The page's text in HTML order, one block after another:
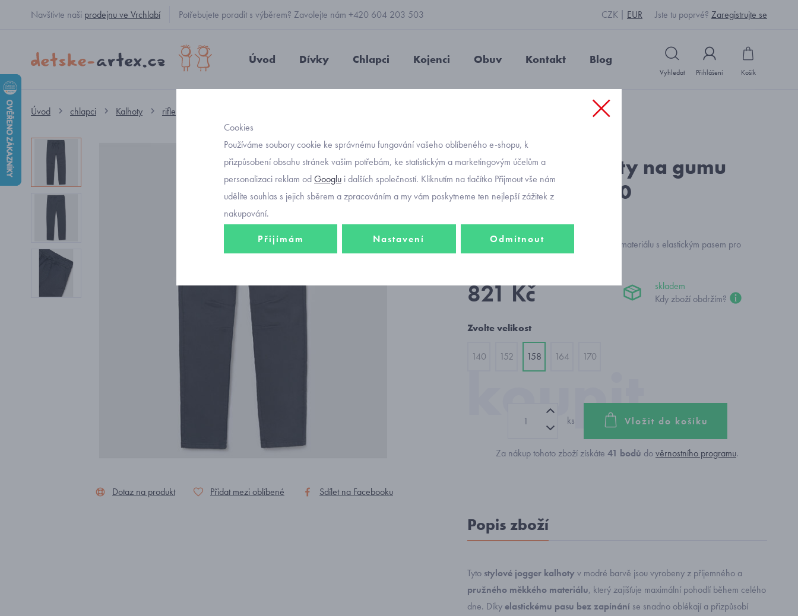
Navštivte naši prodejnu ve Vrchlabí Potřebujete poradit s výběrem? Zavolejte nám +420 604 203 503 CZK EUR Jste tu poprvé? Zaregistrujte se
Úvod Dívky Chlapci Kojenci Obuv Kontakt Blog
Vyhledat Přihlášení Košík
Úvod chlapci Kalhoty rifle
Dotaz na produkt Přidat mezi oblíbené Sdílet na Facebooku
Objednávací kód: Y19732_modrá
chlapecké kalhoty na gumu
Mayoral 7563-50
Stylové modré jogger kalhoty z pružného materiálu s elastickým pasem pro
821 Kč
skladem
Kdy zboží obdržím?
Zvolte velikost
140 152 158 164 170
ks Vložit do košíku
Za nákup tohoto zboží získáte 41 bodů dověrnostního programu.
Popis zboží
Tyto stylové jogger kalhoty v modré barvě jsou vyrobeny z příjemného a
pružného měkkého materiálu, který zajišťuje maximální pohodlí během celého
dne. Díkyelastickému pasu bez zapínání se snadno oblékají a přizpůsobí
Cookies
Používáme soubory cookie ke správnému fungování vašeho oblíbeného e-shopu, k
přizpůsobení obsahu stránek vašim potřebám, ke statistickým a marketingovým účelům a
personalizaci reklam odGooglu i dalších společností. Kliknutím na tlačítko Přijmout vše nám
udělíte souhlas s jejich sběrem a zpracováním a my vám poskytneme ten nejlepší zážitek z
nakupování.
Přijímám Nastavení Odmítnout